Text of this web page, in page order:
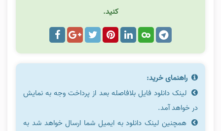
کنید.
راهنمای خرید:
لینک دانلود فایل بلافاصله بعد از پرداخت وجه به نمایش
در خواهد آمد.
همچنین لینک دانلود به ایمیل شما ارسال خواهد شد به